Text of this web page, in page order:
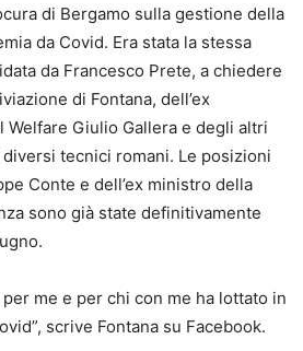
di Bergamo sulla gestione della
da Covid. Era stata la stessa
da Francesco Prete, a chiedere
di Fontana, dell’ex
Welfare Giulio Gallera e degli altri
tecnici romani. Le posizioni
Conte e dell’ex ministro della
sono già state definitivamente
me e per chi con me ha lottato in
scrive Fontana su Facebook.